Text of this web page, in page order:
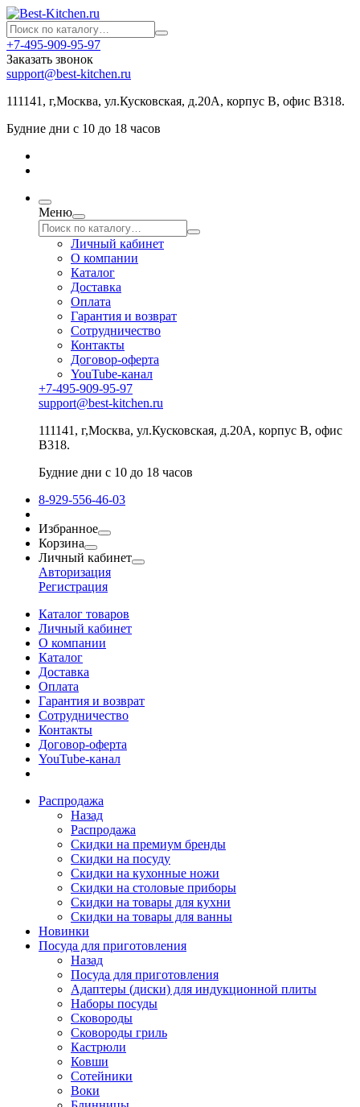
+7-495-909-95-97
Заказать звонок
support@best-kitchen.ru
111141, г,Москва, ул.Кусковская, д.20А, корпус В, офис В318.
Будние дни с 10 до 18 часов
Меню
Личный кабинет
О компании
Каталог
Доставка
Оплата
Гарантия и возврат
Сотрудничество
Контакты
Договор-оферта
YouTube-канал
+7-495-909-95-97
support@best-kitchen.ru
111141, г,Москва, ул.Кусковская, д.20А, корпус В, офис
В318.
Будние дни с 10 до 18 часов
8-929-556-46-03
Избранное
Корзина
Личный кабинет
Авторизация
Регистрация
Каталог товаров
Личный кабинет
О компании
Каталог
Доставка
Оплата
Гарантия и возврат
Сотрудничество
Контакты
Договор-оферта
YouTube-канал
Распродажа
Назад
Распродажа
Скидки на премиум бренды
Скидки на посуду
Скидки на кухонные ножи
Скидки на столовые приборы
Скидки на товары для кухни
Скидки на товары для ванны
Новинки
Посуда для приготовления
Назад
Посуда для приготовления
Адаптеры (диски) для индукционной плиты
Наборы посуды
Сковороды
Сковороды гриль
Кастрюли
Ковши
Сотейники
Воки